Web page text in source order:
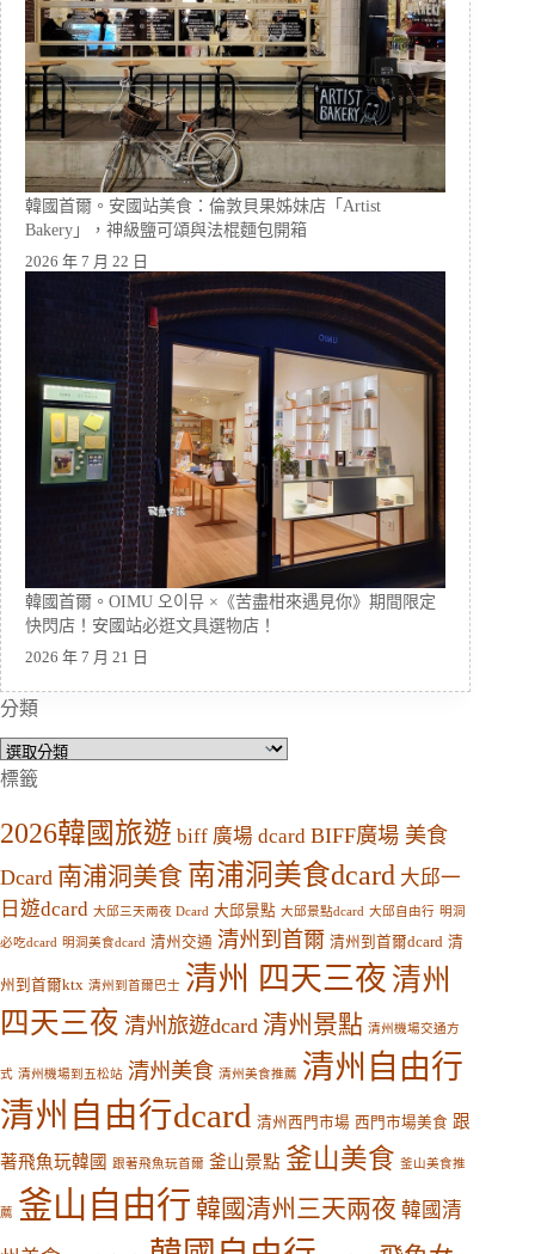
韓國首爾。安國站美食：倫敦貝果姊妹店「Artist
Bakery」，神級鹽可頌與法棍麵包開箱
2026 年 7 月 22 日
韓國首爾。OIMU 오이뮤 ×《苦盡柑來遇見你》期間限定
快閃店！安國站必逛文具選物店！
2026 年 7 月 21 日
分類
分
類
標籤
2026韓國旅遊 biff 廣場 dcard BIFF廣場 美食
Dcard 南浦洞美食 南浦洞美食dcard 大邱一
日遊dcard 大邱三天兩夜 Dcard 大邱景點 大邱景點dcard 大邱自由行 明洞
必吃dcard 明洞美食dcard 清州交通 清州到首爾 清州到首爾dcard 清
州到首爾ktx 清州到首爾巴士 清州 四天三夜 清州
四天三夜 清州旅遊dcard 清州景點 清州機場交通方
式 清州機場到五松站 清州美食 清州美食推薦 清州自由行
清州自由行dcard 清州西門市場 西門市場美食 跟
著飛魚玩韓國 跟著飛魚玩首爾 釜山景點 釜山美食 釜山美食推
薦 釜山自由行 韓國清州三天兩夜 韓國清